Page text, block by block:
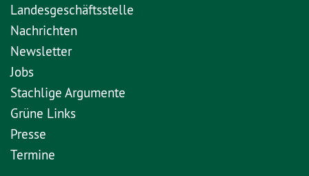
Landesgeschäftsstelle
Nachrichten
Newsletter
Jobs
Stachlige Argumente
Grüne Links
Presse
Termine